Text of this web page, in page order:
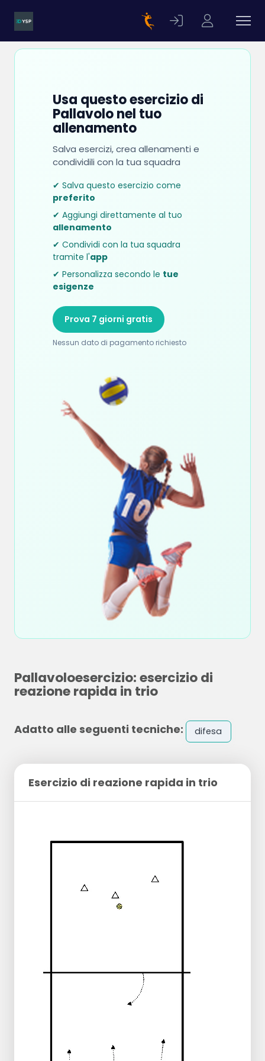
Usa questo esercizio di
Pallavolo nel tuo
allenamento
Salva esercizi, crea allenamenti e
condividili con la tua squadra
✔ Salva questo esercizio come
preferito
✔ Aggiungi direttamente al tuo
allenamento
✔ Condividi con la tua squadra
tramite l'app
✔ Personalizza secondo le tue
esigenze
Prova 7 giorni gratis
Nessun dato di pagamento richiesto
Pallavoloesercizio: esercizio di
reazione rapida in trio
Adatto alle seguenti tecniche: difesa
Esercizio di reazione rapida in trio